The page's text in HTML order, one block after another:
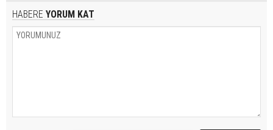
HABERE YORUM KAT